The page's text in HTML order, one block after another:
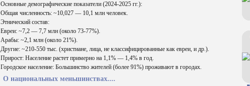
Основные демографические показатели (2024-2025 гг.):
Общая численность: ~10,027 — 10,1 млн человек.
Этнический состав:
Евреи: ~7,2 — 7,7 млн (около 73-77%).
Арабы: ~2,1 млн (около 21%).
Другие: ~210-550 тыс. (христиане, лица, не классифицированные как евреи, и др.).
Прирост: Население растет примерно на 1,1% — 1,4% в год.
Городское население: Большинство жителей (более 91%) проживают в городах.
О национальных меньшинствах....